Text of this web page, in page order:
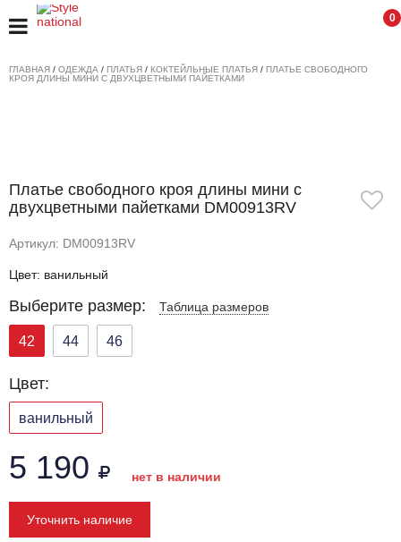
0
ГЛАВНАЯ / ОДЕЖДА / ПЛАТЬЯ / КОКТЕЙЛЬНЫЕ ПЛАТЬЯ / ПЛАТЬЕ СВОБОДНОГО
КРОЯ ДЛИНЫ МИНИ С ДВУХЦВЕТНЫМИ ПАЙЕТКАМИ
Платье свободного кроя длины мини с
двухцветными пайетками DM00913RV
Артикул: DM00913RV
Цвет: ванильный
Выберите размер: Таблица размеров
42 44 46
Цвет:
ванильный
5 190 нет в наличии
Уточнить наличие